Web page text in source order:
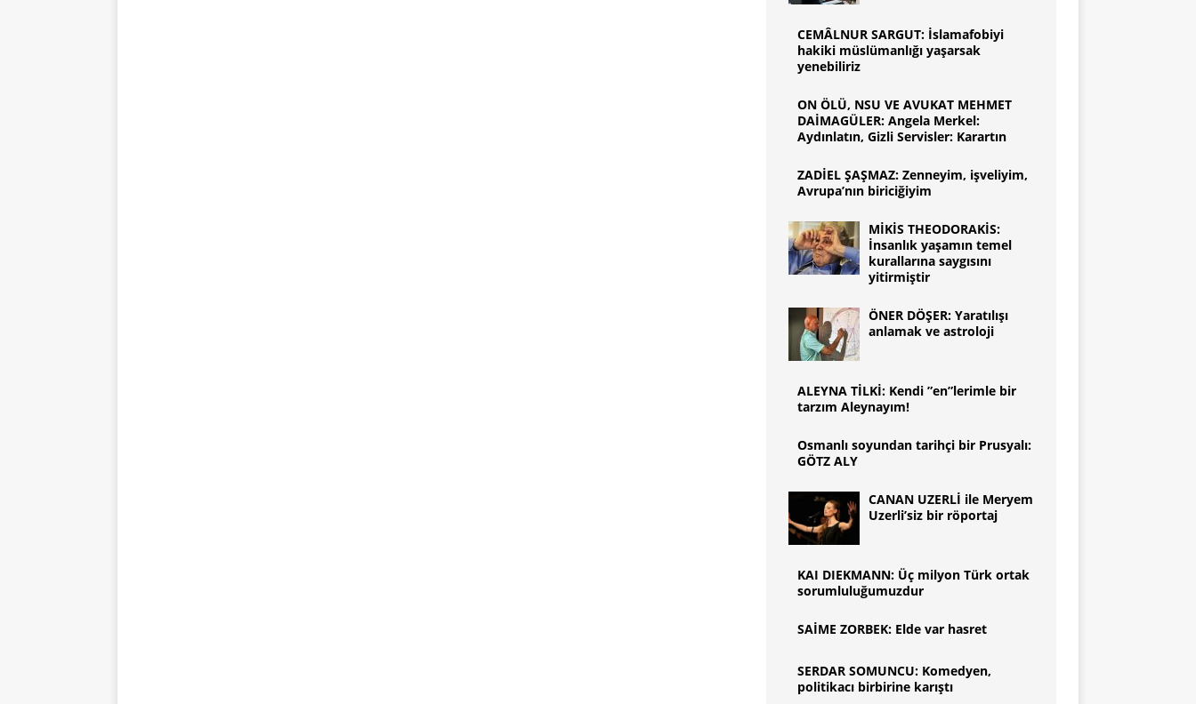
CEMÂLNUR SARGUT: İslamafobiyi
hakiki müslümanlığı yaşarsak
yenebiliriz
ON ÖLÜ, NSU VE AVUKAT MEHMET
DAİMAGÜLER: Angela Merkel:
Aydınlatın, Gizli Servisler: Karartın
ZADİEL ŞAŞMAZ: Zenneyim, işveliyim,
Avrupa’nın biriciğiyim
MİKİS THEODORAKİS:
İnsanlık yaşamın temel
kurallarına saygısını
yitirmiştir
ÖNER DÖŞER: Yaratılışı
anlamak ve astroloji
ALEYNA TİLKİ: Kendi ”en”lerimle bir
tarzım Aleynayım!
Osmanlı soyundan tarihçi bir Prusyalı:
GÖTZ ALY
CANAN UZERLİ ile Meryem
Uzerli’siz bir röportaj
KAI DIEKMANN: Üç milyon Türk ortak
sorumluluğumuzdur
SAİME ZORBEK: Elde var hasret
SERDAR SOMUNCU: Komedyen,
politikacı birbirine karıştı